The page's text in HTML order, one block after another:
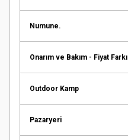
Numune.
Onarım ve Bakım - Fiyat Farkı
Outdoor Kamp
Pazaryeri